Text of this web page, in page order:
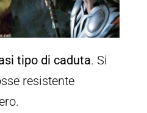
tipo di caduta. Si
resistente